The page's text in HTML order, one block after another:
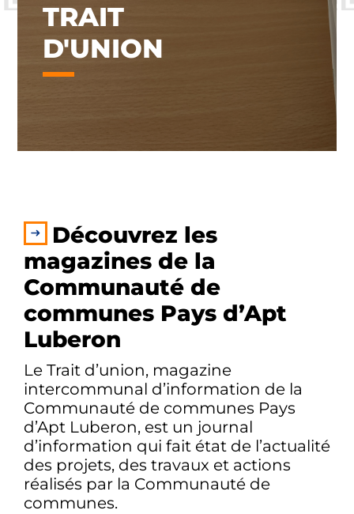
TRAIT
D'UNION
Découvrez les
magazines de la
Communauté de
communes Pays d’Apt
Luberon
Le Trait d’union, magazine
intercommunal d’information de la
Communauté de communes Pays
d’Apt Luberon, est un journal
d’information qui fait état de l’actualité
des projets, des travaux et actions
réalisés par la Communauté de
communes.